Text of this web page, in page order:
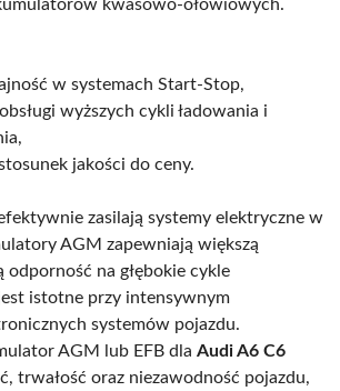
kwasowo-ołowiowych.
w systemach Start-Stop,
wyższych cykli ładowania i
jakości do ceny.
zasilają systemy elektryczne w
AGM zapewniają większą
odporność na głębokie cykle
istotne przy intensywnym
systemów pojazdu.
AGM lub EFB dla Audi A6 C6
trwałość oraz niezawodność pojazdu,